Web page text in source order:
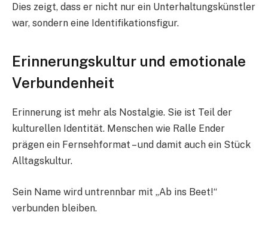
Dies zeigt, dass er nicht nur ein Unterhaltungskünstler
war, sondern eine Identifikationsfigur.
Erinnerungskultur und emotionale
Verbundenheit
Erinnerung ist mehr als Nostalgie. Sie ist Teil der
kulturellen Identität. Menschen wie Ralle Ender
prägen ein Fernsehformat – und damit auch ein Stück
Alltagskultur.
Sein Name wird untrennbar mit „Ab ins Beet!“
verbunden bleiben.